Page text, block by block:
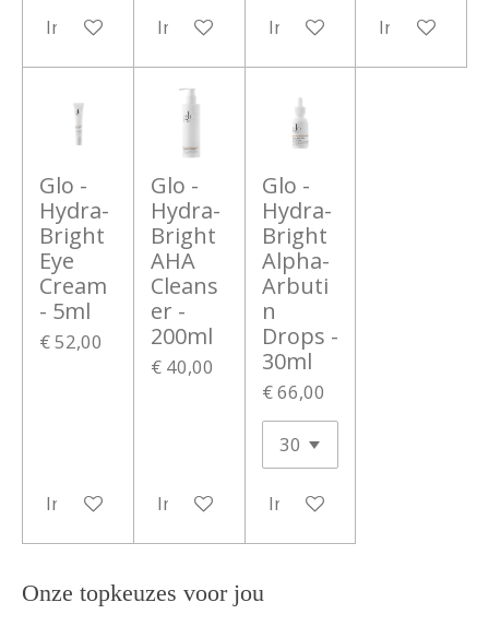
In winkelwagenIn winkelwagenIn winkelwagenIn
Glo -
Hydra-
Bright
Eye
Cream
- 5ml
€ 52,00
In winkelwagen
Glo -
Hydra-
Bright
AHA
Cleans
er -
200ml
€ 40,00
In winkelwagen
Glo -
Hydra-
Bright
Alpha-
Arbuti
n
Drops -
30ml
€ 66,00
In winkelwagen
Onze topkeuzes voor jou